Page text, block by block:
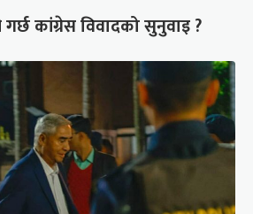
कांग्रेस विवादको सुनुवाइ ?